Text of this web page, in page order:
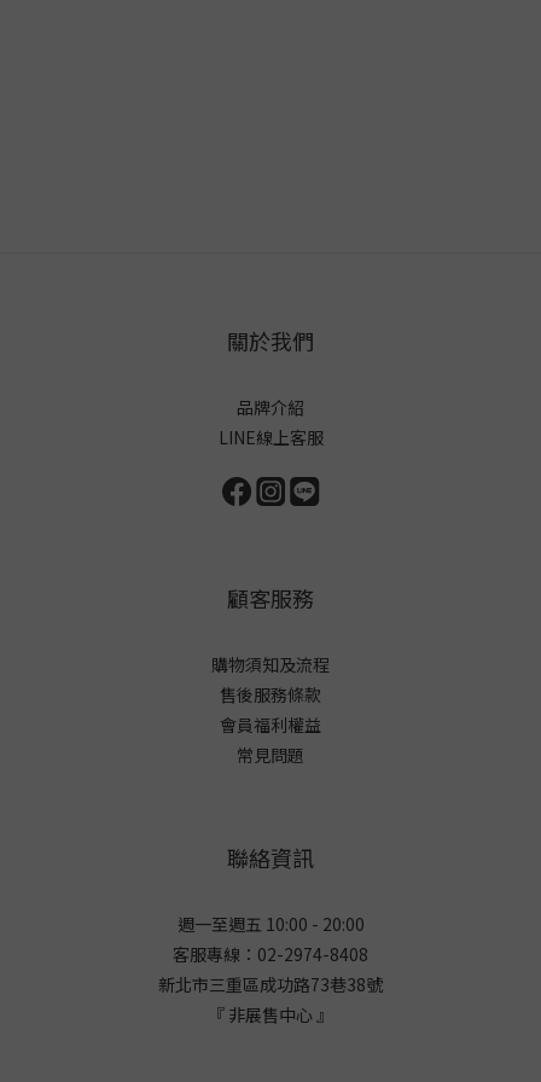
關於我們
品牌介紹
LINE線上客服
顧客服務
購物須知及流程
售後服務條款
會員福利權益
常見問題
聯絡資訊
週一至週五 10:00 - 20:00
客服專線：02-2974-8408
新北市三重區成功路73巷38號
『 非展售中心 』